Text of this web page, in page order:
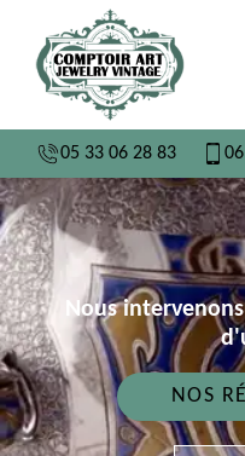
05 33 06 28 83
Nous
NOS